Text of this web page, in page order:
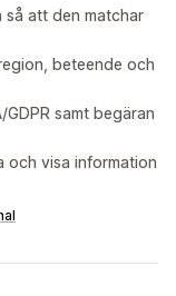
att den matchar
beteende och
samt begäran
och visa information